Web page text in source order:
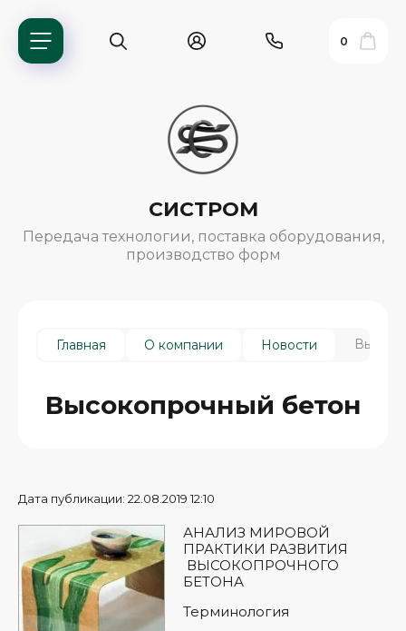
0
СИСТРОМ
Передача технологии, поставка оборудования,
производство форм
Главная О компании Новости
Высокопрочный бетон
Дата публикации: 22.08.2019 12:10
АНАЛИЗ МИРОВОЙ
ПРАКТИКИ РАЗВИТИЯ
ВЫСОКОПРОЧНОГО
БЕТОНА
Терминология